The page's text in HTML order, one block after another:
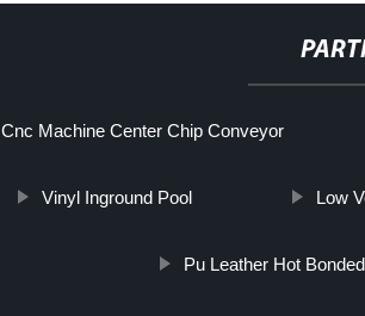
Cnc Machine Center Chip Conveyor
Vinyl Inground Pool Low
Pu Leather Hot